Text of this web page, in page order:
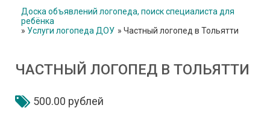
Доска объявлений логопеда, поиск специалиста для
ребёнка
» Услуги логопеда ДОУ » Частный логопед в Тольятти
ЧАСТНЫЙ ЛОГОПЕД В ТОЛЬЯТТИ
500.00 рублей